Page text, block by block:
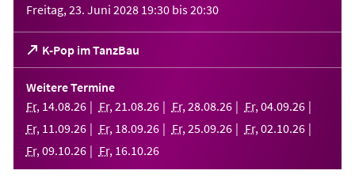
Freitag, 23. Juni 2028 19:30 bis20:30
K-Pop im TanzBau
(Öffnet
in
einem
neuen
Tab)
Weitere Termine
Fr, 14.08.26 Fr, 21 .08.26 Fr, 28.08.26 Fr, 04.09.26
Fr, 11 .09.26 Fr, 18.09.26 Fr, 25.09.26 Fr, 02.10.26
Fr, 09.10.26 Fr, 16.10.26